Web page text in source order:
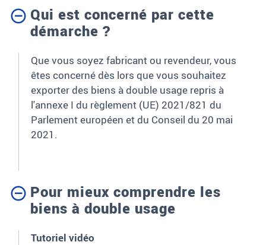
Qui est concerné par cette
démarche ?
Que vous soyez fabricant ou revendeur, vous
êtes concerné dès lors que vous souhaitez
exporter des biens à double usage repris à
l'annexe I du règlement (UE) 2021/821 du
Parlement européen et du Conseil du 20 mai
2021.
Pour mieux comprendre les
biens à double usage
Tutoriel vidéo